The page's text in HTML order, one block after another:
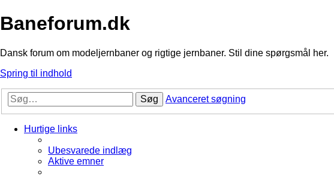
Baneforum.dk
Dansk forum om modeljernbaner og rigtige jernbaner. Stil dine spørgsmål her.
Spring til indhold
Søg Avanceret søgning
Hurtige links
Ubesvarede indlæg
Aktive emner